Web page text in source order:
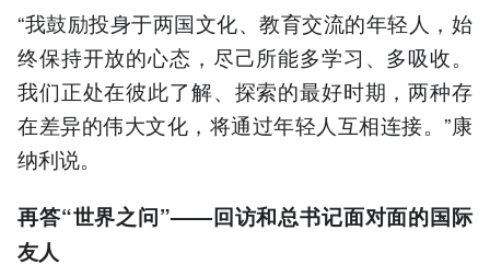
“我鼓励投身于两国文化、教育交流的年轻人，始
终保持开放的心态，尽己所能多学习、多吸收。
我们正处在彼此了解、探索的最好时期，两种存
在差异的伟大文化，将通过年轻人互相连接。”康
纳利说。
再答“世界之问”——回访和总书记面对面的国际
友人